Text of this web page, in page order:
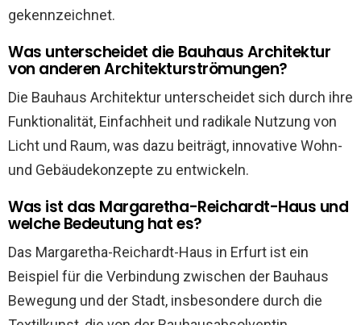
gekennzeichnet.
Was unterscheidet die Bauhaus Architektur
von anderen Architekturströmungen?
Die Bauhaus Architektur unterscheidet sich durch ihre
Funktionalität, Einfachheit und radikale Nutzung von
Licht und Raum, was dazu beiträgt, innovative Wohn-
und Gebäudekonzepte zu entwickeln.
Was ist das Margaretha-Reichardt-Haus und
welche Bedeutung hat es?
Das Margaretha-Reichardt-Haus in Erfurt ist ein
Beispiel für die Verbindung zwischen der Bauhaus
Bewegung und der Stadt, insbesondere durch die